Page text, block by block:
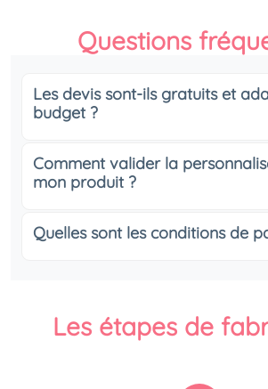
Questions
Les devis sont-ils gratuits et
budget ?
Comment valider la
mon produit ?
Quelles sont les conditions de
Les étapes de